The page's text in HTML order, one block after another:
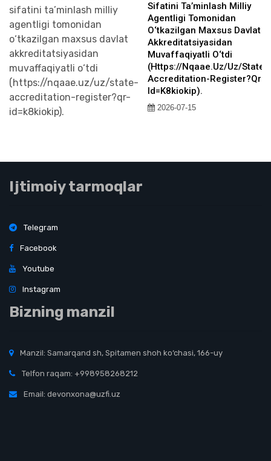
Sifatini Ta’minlash Milliy
Agentligi Tomonidan
O‘tkazilgan Maxsus Davlat
Akkreditatsiyasidan
Muvaffaqiyatli O‘tdi
(https://nqaae.uz/uz/state-
Accreditation-Register?qr-
Id=k8kiokip).
2026-07-15
Ijtimoiy tarmoqlar
Telegram
Facebook
Youtube
Instagram
Bizning manzil
Manzil: Samarqand sh, Spitamen shoh ko‘chasi, 166-uy
Telfon raqam: +998958268212
Email: devonxona@uzfi.uz